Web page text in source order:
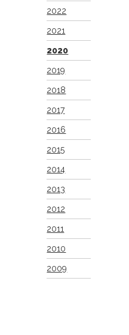
2022
2021
2020
2019
2018
2017
2016
2015
2014
2013
2012
2011
2010
2009